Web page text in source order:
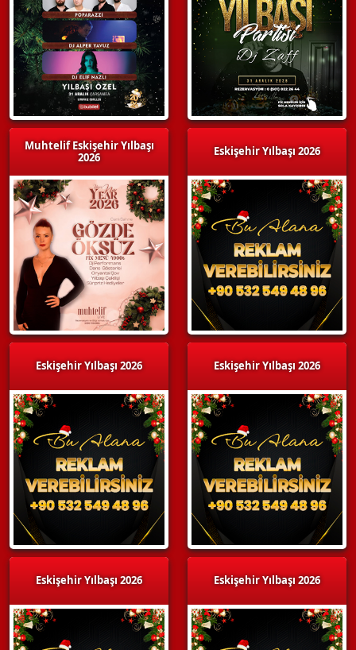
Muhtelif Eskişehir Yılbaşı
2026
Eskişehir Yılbaşı 2026
Eskişehir Yılbaşı 2026
Eskişehir Yılbaşı 2026
Eskişehir Yılbaşı 2026
Eskişehir Yılbaşı 2026